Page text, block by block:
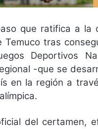
que ratifica a la
Temuco tras
Deportivos
-que se
en la región a
del certamen,